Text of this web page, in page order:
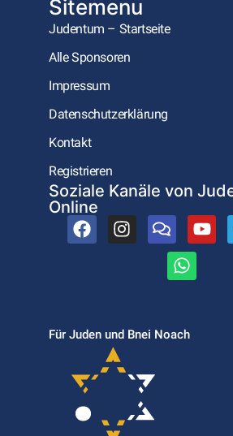
Sitemenu
Judentum – Startseite
Alle Sponsoren
Impressum
Datenschutzerklärung
Kontakt
Registrieren
Soziale Kanäle von
Online
Für Juden und Bnei Noach